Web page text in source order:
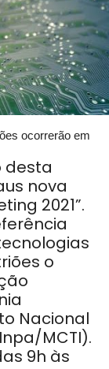
ocorrerão em
desta
nova
2021”.
o
Nacional
MCTI).
9h às